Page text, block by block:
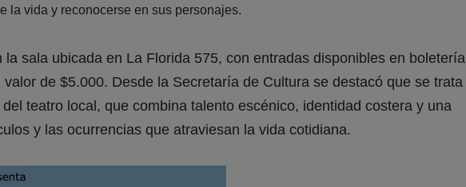
la vida y reconocerse en sus personajes.
la sala ubicada en La Florida 575, con entradas disponibles en boletería
de $5.000. Desde la Secretaría de Cultura se destacó que se trata
teatro local, que combina talento escénico, identidad costera y una
y las ocurrencias que atraviesan la vida cotidiana.